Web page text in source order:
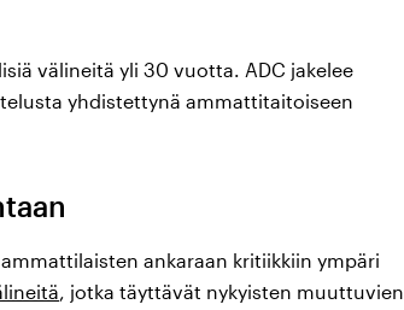
välineitä yli 30 vuotta. ADC jakelee
yhdistettynä ammattitaitoiseen
ankaraan kritiikkiin ympäri
, jotka täyttävät nykyisten muuttuvien